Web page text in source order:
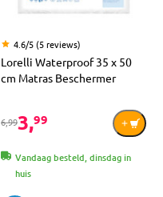
4.6/5 (5 reviews)
Lorelli Waterproof 35 x 50
cm Matras Beschermer
6,993,99
Vandaag besteld, dinsdag in
huis